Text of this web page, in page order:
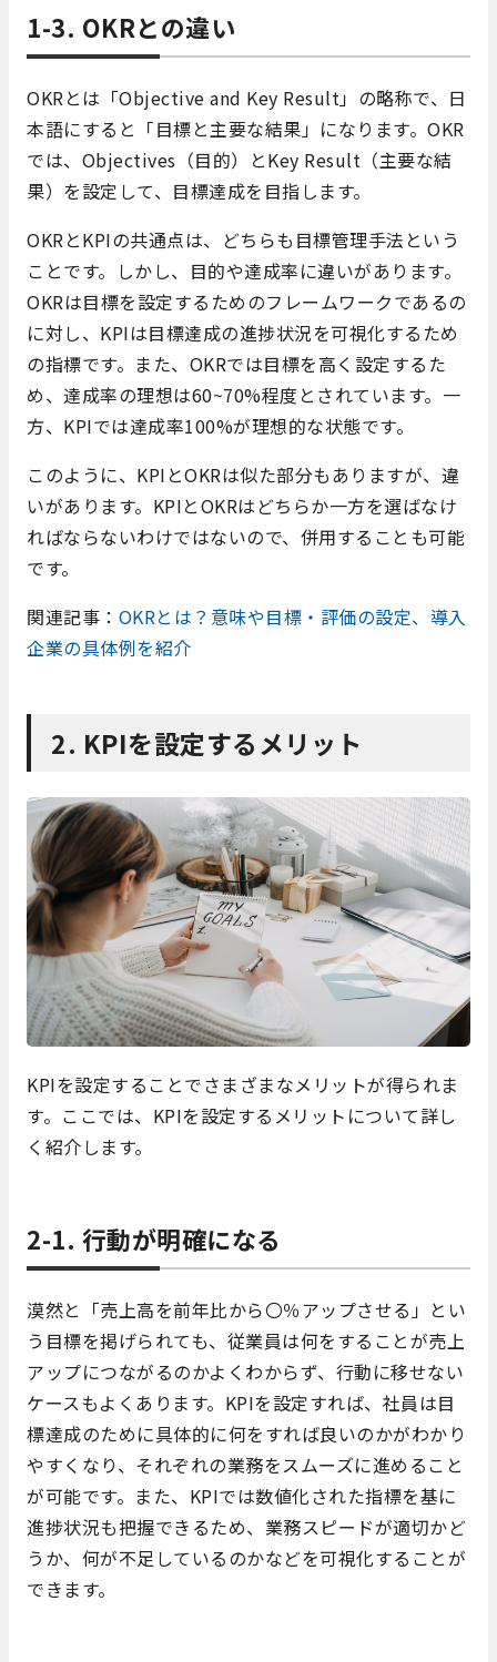
1-3. OKRとの違い
OKRとは「Objective and Key Result」の略称で、日
本語にすると「目標と主要な結果」になります。OKR
では、Objectives（目的）とKey Result（主要な結
果）を設定して、目標達成を目指します。
OKRとKPIの共通点は、どちらも目標管理手法という
ことです。しかし、目的や達成率に違いがあります。
OKRは目標を設定するためのフレームワークであるの
に対し、KPIは目標達成の進捗状況を可視化するため
の指標です。また、OKRでは目標を高く設定するた
め、達成率の理想は60~70%程度とされています。一
方、KPIでは達成率100%が理想的な状態です。
このように、KPIとOKRは似た部分もありますが、違
いがあります。KPIとOKRはどちらか一方を選ばなけ
ればならないわけではないので、併用することも可能
です。
関連記事： OKRとは？意味や目標・評価の設定、導入
企業の具体例を紹介
2. KPIを設定するメリット
KPIを設定することでさまざまなメリットが得られま
す。ここでは、KPIを設定するメリットについて詳し
く紹介します。
2-1. 行動が明確になる
漠然と「売上高を前年比から〇％アップさせる」とい
う目標を掲げられても、従業員は何をすることが売上
アップにつながるのかよくわからず、行動に移せない
ケースもよくあります。KPIを設定すれば、社員は目
標達成のために具体的に何をすれば良いのかがわかり
やすくなり、それぞれの業務をスムーズに進めること
が可能です。また、KPIでは数値化された指標を基に
進捗状況も把握できるため、業務スピードが適切かど
うか、何が不足しているのかなどを可視化することが
できます。